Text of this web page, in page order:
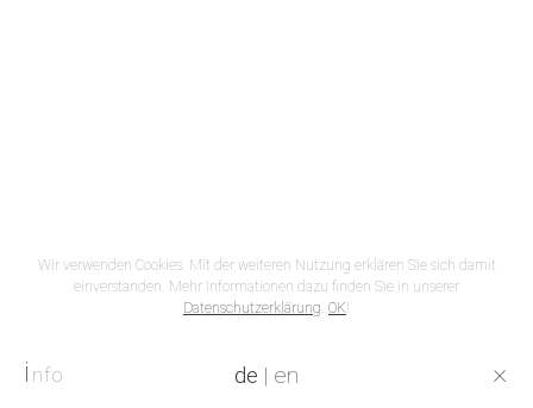
Perspektive Hotel
Wir verwenden Cookies. Mit der weiteren Nutzung erklären Sie sich damit
einverstanden. Mehr Informationen dazu finden Sie in unserer
Datenschutzerklärung. OK!
i de | en ×